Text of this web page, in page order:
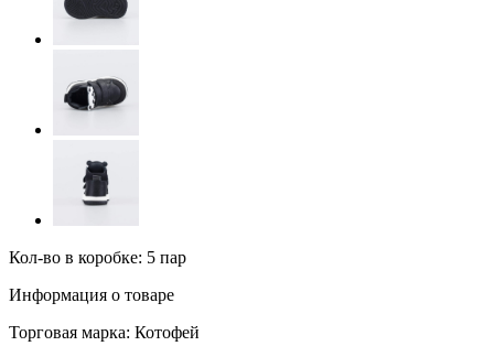
Кол-во в коробке: 5 пар
Информация о товаре
Торговая марка: Котофей